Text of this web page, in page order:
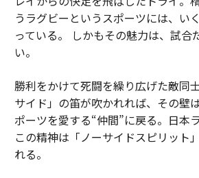
うラグビーというスポーツには、い
っている。 しかもその魅力は、試合
い。
勝利をかけて死闘を繰り広げた敵同
サイド」の笛が吹かれれば、その壁
ポーツを愛する“仲間”に戻る。日本
この精神は「ノーサイドスピリット
れる。